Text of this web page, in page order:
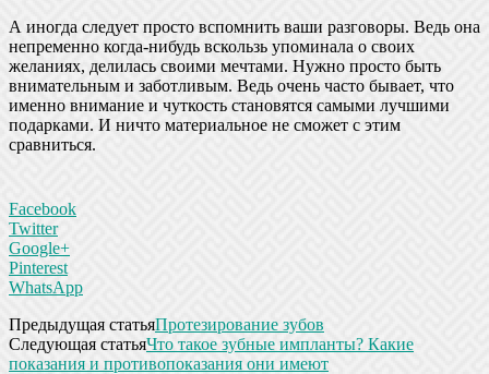
А иногда следует просто вспомнить ваши разговоры. Ведь она
непременно когда-нибудь вскользь упоминала о своих
желаниях, делилась своими мечтами. Нужно просто быть
внимательным и заботливым. Ведь очень часто бывает, что
именно внимание и чуткость становятся самыми лучшими
подарками. И ничто материальное не сможет с этим
сравниться.
Facebook
Twitter
Google+
Pinterest
WhatsApp
Предыдущая статьяПротезирование зубов
Следующая статьяЧто такое зубные импланты? Какие
показания и противопоказания они имеют